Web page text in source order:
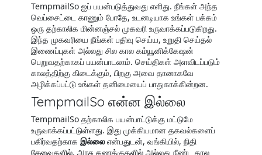
TempmailSo ஐப் பயன்படுத்துவது எளிது. நீங்கள் அந்த
வெப்சைட்டை காணும் போதே, உடனடியாக உங்கள் பக்கம்
ஒரு தற்காலிக மின்னஞ்சல் முகவரி உருவாக்கப்படுகிறது.
இந்த முகவரியை நீங்கள் பதிவு செய்ய, உறுதி செய்தல்
இணைப்புகள் அல்லது சில கால கம்யூனிக்கேஷன்
பெறுவதற்காகப் பயன்பாடலாம். செய்திகள் அளவிடப்படும்
காலத்திற்கு கிடைக்கும், பிறகு அவை தானாகவே
அழிக்கப்பட்டு உங்கள் தனிமையைப் பாதுகாக்கின்றன.
TempmailSo என்ன இல்லை
TempmailSo தற்காலிக பயன்பாட்டுக்கு மட்டுமே
உருவாக்கப்பட்டுள்ளது. இது முக்கியமான தகவல்களைப்
பகிர்வதற்காக இல்லைஎன்பதுடன், வங்கியில், நிதி
சேவைகளில், அரசு கணக்குகளில் அல்லது நீண்ட கால